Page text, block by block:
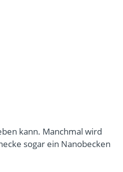
kann. Manchmal wird
sogar ein Nanobecken